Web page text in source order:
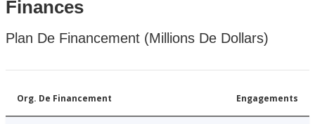
Finances
Plan De Financement (Millions De Dollars)
Org. De Financement Engagements